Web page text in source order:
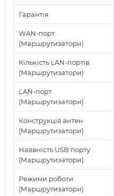
Гарантія
WAN-порт
(Маршрутизатори)
Кількість LAN-портів
(Маршрутизатори)
LAN-порт
(Маршрутизатори)
Конструкція антен
(Маршрутизатори)
Наявність USB порту
(Маршрутизатори)
Режими роботи
(Маршрутизатори)